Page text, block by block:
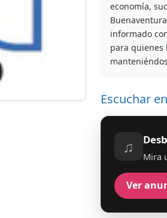
economía,
informado
para quienes
Escuchar
♫
Mira
Ver